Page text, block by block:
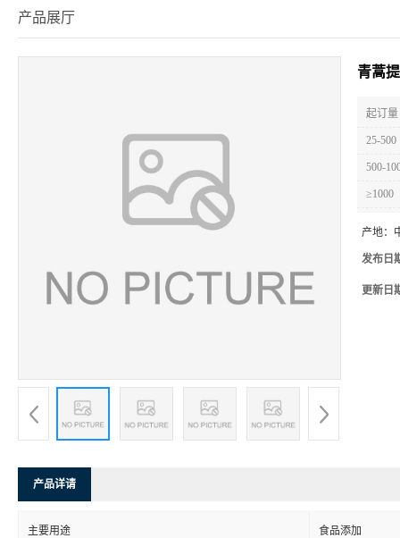
产品展厅
青蒿
起订
25-500
500-
≥1000
产地：
发布日
更新日
产品详请
主要用途 食品添加